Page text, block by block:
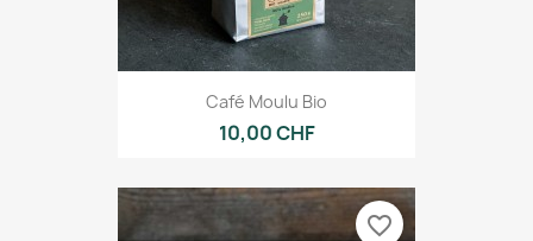
Café Moulu Bio
10,00 CHF
favorite_border